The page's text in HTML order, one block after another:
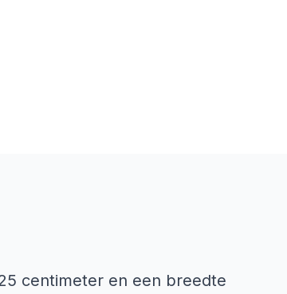
centimeter en een breedte